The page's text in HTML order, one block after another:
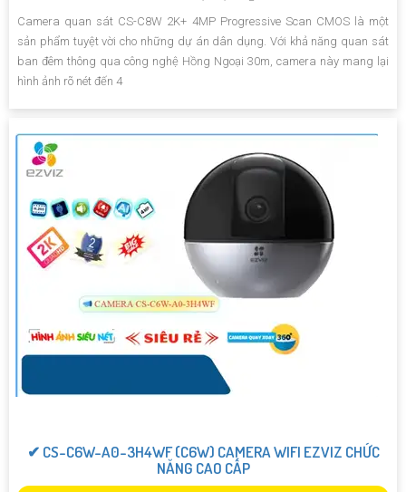
Camera quan sát CS-C8W 2K+ 4MP Progressive Scan CMOS là một
sản phẩm tuyệt vời cho những dự án dân dụng. Với khả năng quan sát
ban đêm thông qua công nghệ Hồng Ngoại 30m, camera này mang lại
hình ảnh rõ nét đến 4
✔ CS-C6W-A0-3H4WF (C6W) CAMERA WIFI EZVIZ CHỨC
NĂNG CAO CẤP